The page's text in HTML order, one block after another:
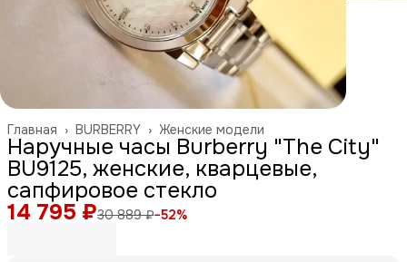
Женские модели
BURBERRY ›
Главная ›
Наручные часы Burberry "The City"
BU9125, женские, кварцевые,
сапфировое стекло
14 795 ₽30 889 ₽−52%